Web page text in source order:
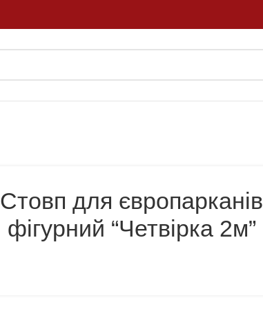
Стовп для європарканів
фігурний “Четвірка 2м”